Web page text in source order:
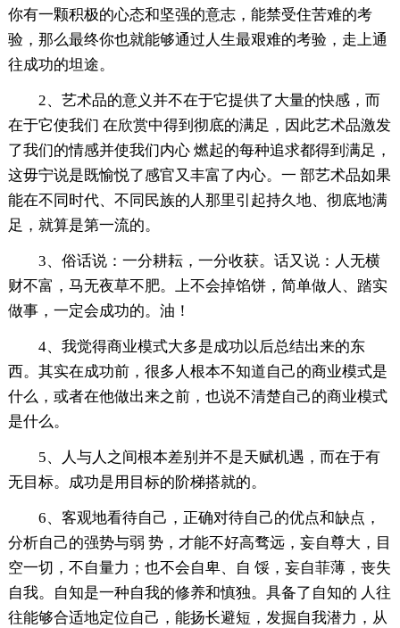
你有一颗积极的心态和坚强的意志，能禁受住苦难的考
验，那么最终你也就能够通过人生最艰难的考验，走上通
往成功的坦途。
2、艺术品的意义并不在于它提供了大量的快感，而
在于它使我们 在欣赏中得到彻底的满足，因此艺术品激发
了我们的情感并使我们内心 燃起的每种追求都得到满足，
这毋宁说是既愉悦了感官又丰富了内心。一 部艺术品如果
能在不同时代、不同民族的人那里引起持久地、彻底地满
足，就算是第一流的。
3、俗话说：一分耕耘，一分收获。话又说：人无横
财不富，马无夜草不肥。上不会掉馅饼，简单做人、踏实
做事，一定会成功的。油！
4、我觉得商业模式大多是成功以后总结出来的东
西。其实在成功前，很多人根本不知道自己的商业模式是
什么，或者在他做出来之前，也说不清楚自己的商业模式
是什么。
5、人与人之间根本差别并不是天赋机遇，而在于有
无目标。成功是用目标的阶梯搭就的。
6、客观地看待自己，正确对待自己的优点和缺点，
分析自己的强势与弱 势，才能不好高骛远，妄自尊大，目
空一切，不自量力；也不会自卑、自 馁，妄自菲薄，丧失
自我。自知是一种自我的修养和慎独。具备了自知的 人往
往能够合适地定位自己，能扬长避短，发掘自我潜力，从